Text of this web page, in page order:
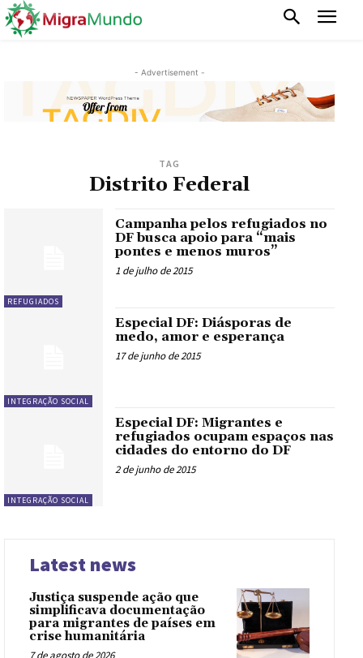
- Advertisement -
TAG
Distrito Federal
REFUGIADOS
Campanha pelos refugiados no
DF busca apoio para “mais
pontes e menos muros”
1 de julho de 2015
INTEGRAÇÃO SOCIAL
Especial DF: Diásporas de
medo, amor e esperança
17 de junho de 2015
INTEGRAÇÃO SOCIAL
Especial DF: Migrantes e
refugiados ocupam espaços nas
cidades do entorno do DF
2 de junho de 2015
Latest news
Justiça suspende ação que
simplificava documentação
para migrantes de países em
crise humanitária